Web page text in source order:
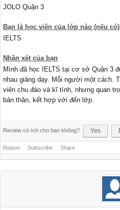
JOLO Quận 3
Bạn là học viên của lớp nào (nếu có)
IELTS
Nhận xét của bạn
Mình đã học IELTS tại cơ sở Quận 3
nhau giảng dạy. Mỗi người một cách.
viên chu đáo và kĩ tính, nhưng quan
bản thân, kết hợp với đến lớp.
Review có ích cho bạn không? Yes
Report Subscribe Share